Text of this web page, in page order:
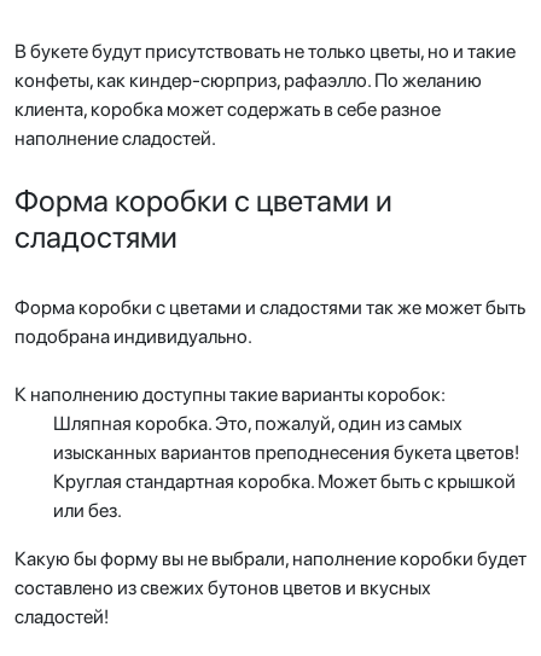
В букете будут присутствовать не только цветы, но и такие
конфеты, как киндер-сюрприз, рафаэлло. По желанию
клиента, коробка может содержать в себе разное
наполнение сладостей.
Форма коробки с цветами и
сладостями
Форма коробки с цветами и сладостями так же может быть
подобрана индивидуально.
К наполнению доступны такие варианты коробок:
Шляпная коробка. Это, пожалуй, один из самых
изысканных вариантов преподнесения букета цветов!
Круглая стандартная коробка. Может быть с крышкой
или без.
Какую бы форму вы не выбрали, наполнение коробки будет
составлено из свежих бутонов цветов и вкусных
сладостей!